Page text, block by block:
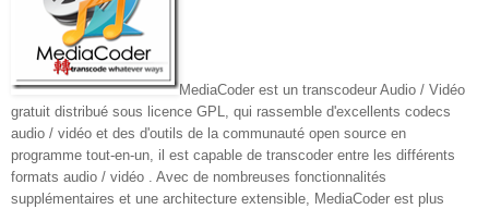
MediaCoder est un transcodeur Audio / Vidéo
gratuit distribué sous licence GPL, qui rassemble d'excellents codecs
audio / vidéo et des d'outils de la communauté open source en
programme tout-en-un, il est capable de transcoder entre les différents
formats audio / vidéo . Avec de nombreuses fonctionnalités
supplémentaires et une architecture extensible, MediaCoder est plus